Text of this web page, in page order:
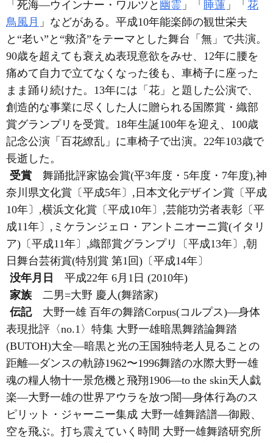
「死海―ウインナー・ワルツと 幽霊 」「 睡蓮 」「 花
鳥風月 」などがある。平成10年能楽師の観世栄夫
と“老い”と“救済”をテーマとした舞台「無」で共演。
90歳を超えても衰えぬ表現意欲をみせ、12年に腰を
痛めて自力で立てなくなった後も、車椅子に座った
まま踊り続けた。13年には「花」と題した公演で、
創造的な事業に尽くした人に贈られる国際賞・織部
賞グランプリを受賞。18年生誕100年を迎え、100歳
記念公演「百花繚乱」に車椅子で出演。22年103歳で
長逝した。
受賞
舞踊批評家協会賞(平3年度・5年度・7年度),神
奈川県文化賞〔平成5年〕,日本文化デザイン賞〔平成
10年〕,横浜文化賞〔平成10年〕,芸能功労者表彰〔平
成11年〕,ミケランジェロ・アントニオーニ賞(イタリ
ア)〔平成11年〕,織部賞グランプリ〔平成13年〕,朝
日舞台芸術賞(特別賞 第1回)〔平成14年〕
没年月日
平成22年 6月1日 (2010年)
家族
二男=大野 慶人(舞踏家)
伝記
大野一雄 百年の舞踏Corpus(コルプス)―身体
表現批評〈no.1〉特集 大野一雄暗黒舞踏論舞踏
(BUTOH)大全―暗黒と光の王国独特老人見ることの
距離―ダンスの軌跡1962〜1996舞踏の水際大野一雄
魂の糧人物十一景危機と飛翔1906―to the skin天人戯
楽―大野一雄の世界アウラを放つ闇―身体行為のス
ピリット・ジャーニー集成 大野一雄舞踏譜―御殿、
空を飛ぶ。打ち震えていく時間 大野一雄舞踏研究所